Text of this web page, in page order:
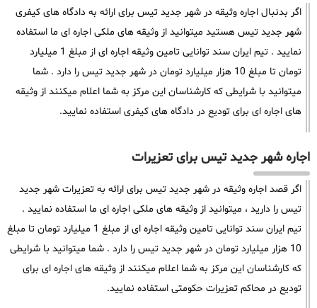
اگر بدنبال اجاره وثیقه در شهر جدید تیس برای ارائه به دادگاه های کیفری
شهر جدید تیس هستید میتوانید از وثیقه های ملکی اجاره ای ما استفاده
نمایید . تیم ایران سند توانایی تامین وثیقه اجاره ای از مبلغ 1 میلیارد
تومان تا مبلغ 10 هزار میلیارد تومان در شهر جدید تیس را دارد . شما
میتوانید با شرایطی که کارشناسان این مرکز به شما اعلام میکنند از وثیقه
های اجاره ای برای تودیع در دادگاه های کیفری استفاده نمایید.
اجاره شهر جدید تیس برای تعزیرات
اگر قصد اجاره وثیقه در شهر جدید تیس برای ارائه به تعزیرات شهر جدید
تیس را دارید ، میتوانید از وثیقه های ملکی اجاره ای ما استفاده نمایید .
تیم ایران سند توانایی تامین وثیقه اجاره ای از مبلغ 1 میلیارد تومان تا مبلغ
10 هزار میلیارد تومان در شهر جدید تیس را دارد . شما میتوانید با شرایطی
که کارشناسان این مرکز به شما اعلام میکنند از وثیقه های اجاره ای برای
تودیع در محاکم تعزیرات حکومتی استفاده نمایید.